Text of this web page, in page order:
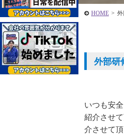
HOME >
外部研
いつも安
紹介させ
介させて